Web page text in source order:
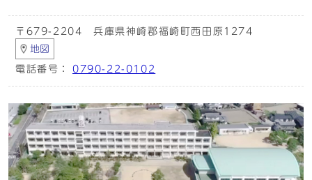
〒679-2204 兵庫県神崎郡福崎町西田原1274
地図
電話番号： 0790-22-0102